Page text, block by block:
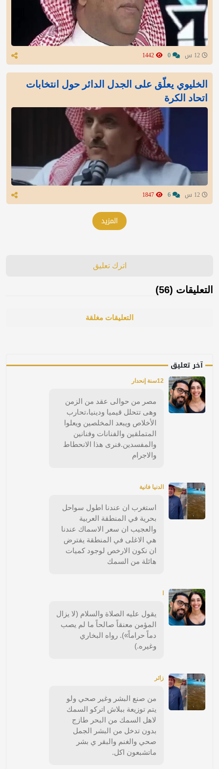
الخليوي يعلّق على الجدل الدائر حول انتخابات
اتحاد الكرة
المزيد
اترك تعليق
التعليقات (56)
التعليقات مغلقة
آخر تعليق
12سنة إنحدار
مصر من حوالى عقد من الزمن
وهى تتحلل قيميا ودينيا،تحارب
الأخلاص ويبعد المخلصين ويعلوا
المتملقين والفنانات وفنانين
والمفسدين.فنرى هذا الانحطاط
والاجرام
الدنيا فانية
استغرب ان عندنا اطول سواحل
بحرية في المنطقة العربية
والعجيب ان سعر الاسماك عندنا
هي الاغلى في المنطقة يفترض
ان نكون الارخص لوجود كميات
هائلة من السمك
يقول عليه الصلاة والسلام (لا يزال
المؤمن معنقاً صالحاً ما لم يصب
دماً حراماً»). رواه البخاري
وغيره.)
زائر
من صنع البشر وغير صحي ولو
يتم توزيعة ببلاش اتركو السمك
لاهل السمك من البحر طازج
بدون تدخل من البشر الجمل
صحي والغنم والبقر ي بشر
ماتشبعون اكل.